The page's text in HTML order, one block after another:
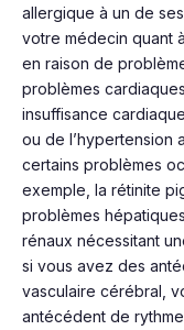
allergique à un de
votre médecin quant
en raison de
problèmes
insuffisance
ou de l’hypertension
certains problèmes
exemple, la rétinite
problèmes
rénaux nécessitant
si vous avez des
vasculaire cérébral,
antécédent de